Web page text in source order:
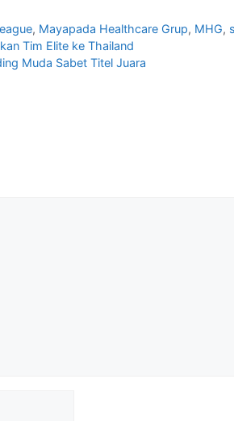
, Mayapada Healthcare Grup, MHG,
Tim Elite ke Thailand
Muda Sabet Titel Juara